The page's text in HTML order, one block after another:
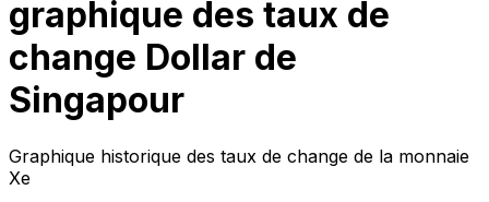
graphique des taux de
change Dollar de
Singapour
Graphique historique des taux de change de la monnaie
Xe